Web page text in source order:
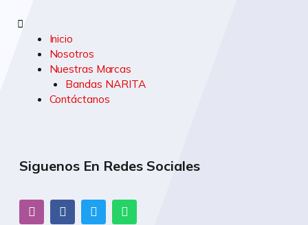
Inicio
Nosotros
Nuestras Marcas
Bandas NARITA
Contáctanos
Siguenos En Redes Sociales